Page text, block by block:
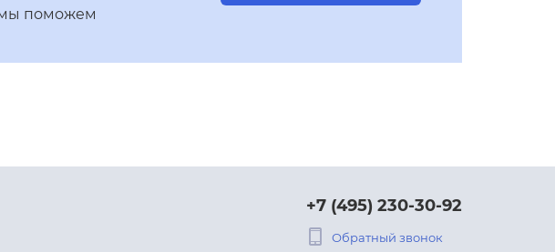
мы поможем
+7 (495) 230-30-92
Обратный звонок